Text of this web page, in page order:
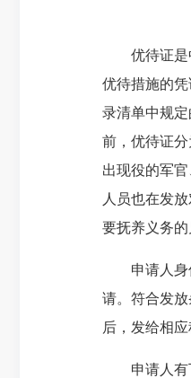
优待证
优待措施的
录清单中规
前， 优待证分
出现役的军
人员也在发
要抚养义务的
申请人
请。符合发
后，发给相应
申请人